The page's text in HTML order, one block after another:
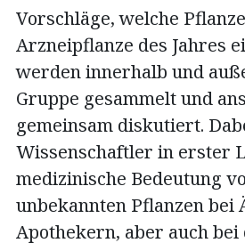
Vorschläge, welche
Arzneipflanze des Jahres
werden innerhalb und
Gruppe gesammelt und
gemeinsam diskutiert.
Wissenschaftler in erster
medizinische Bedeutung
unbekannten Pflanzen bei
Apothekern, aber auch